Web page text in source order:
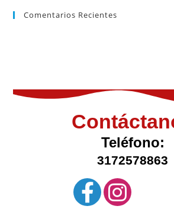
Comentarios Recientes
Teléfono:
3172578863